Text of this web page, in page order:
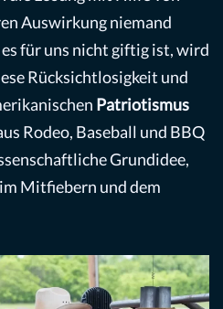
Auswirkung niemand
für uns nicht giftig ist, wird
Rücksichtlosigkeit und
Patriotismus
Rodeo, Baseball und BBQ
Grundidee,
Mitfiebern und dem